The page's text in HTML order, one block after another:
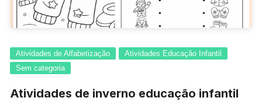
Atividades de Alfabetização
Atividades Educação Infantil
Sem categoria
Atividades de inverno educação infantil